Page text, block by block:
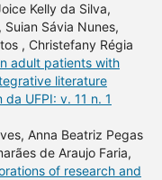
Kelly da Silva,
Sávia Nunes,
, Christefany Régia
adult patients with
literature
UFPI: v. 11 n. 1
Anna Beatriz Pegas
de Araujo Faria,
of research and